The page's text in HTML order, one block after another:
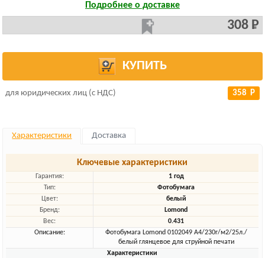
Подробнее о доставке
308 Р
КУПИТЬ
для юридических лиц (с НДС) 358 Р
Характеристики Доставка
Ключевые характеристики
Гарантия:
1 год
Тип:
Фотобумага
Цвет:
белый
Бренд:
Lomond
Вес:
0.431
Описание:
Фотобумага Lomond 0102049 A4/230г/м2/25л./
белый глянцевое для струйной печати
Характеристики